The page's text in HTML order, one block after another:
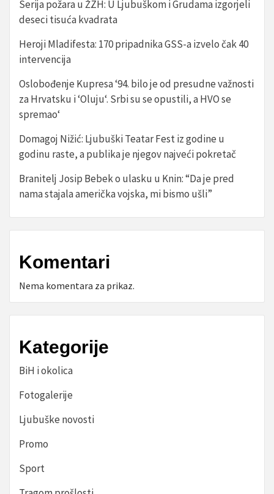
Serija požara u ŽZH: U Ljubuškom i Grudama izgorjeli
deseci tisuća kvadrata
Heroji Mladifesta: 170 pripadnika GSS-a izvelo čak 40
intervencija
Oslobođenje Kupresa ‘94. bilo je od presudne važnosti
za Hrvatsku i ‘Oluju‘. Srbi su se opustili, a HVO se
spremao‘
Domagoj Nižić: Ljubuški Teatar Fest iz godine u
godinu raste, a publika je njegov najveći pokretač
Branitelj Josip Bebek o ulasku u Knin: “Da je pred
nama stajala američka vojska, mi bismo ušli”
Komentari
Nema komentara za prikaz.
Kategorije
BiH i okolica
Fotogalerije
Ljubuške novosti
Promo
Sport